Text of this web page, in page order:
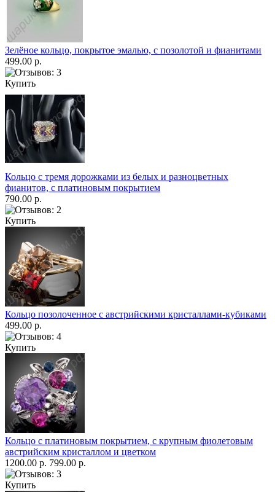
Зелёное кольцо, покрытое эмалью, с позолотой и фианитами
499.00 р.
Купить
Кольцо с тремя дорожками из белых и разноцветных
фианитов, с платиновым покрытием
790.00 р.
Купить
Кольцо позолоченное с австрийскими кристаллами-кубиками
499.00 р.
Купить
Кольцо с платиновым покрытием, с крупным фиолетовым
австрийским кристаллом и цветком
1200.00 р. 799.00 р.
Купить